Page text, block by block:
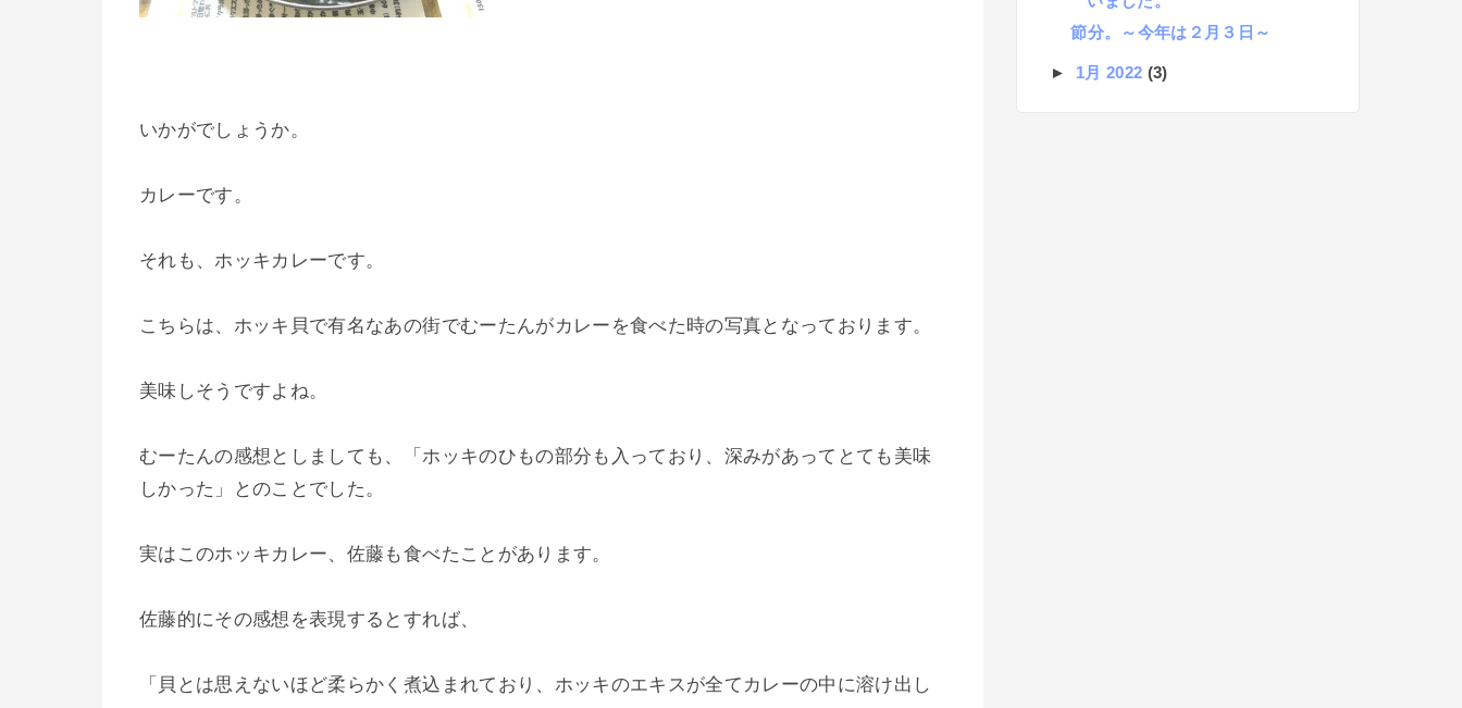
いかがでしょうか。
カレーです。
それも、ホッキカレーです。
こちらは、ホッキ貝で有名なあの街でむーたんがカレーを食べた時の写真となっております。
美味しそうですよね。
むーたんの感想としましても、「ホッキのひもの部分も入っており、深みがあってとても美味
しかった」とのことでした。
実はこのホッキカレー、佐藤も食べたことがあります。
佐藤的にその感想を表現するとすれば、
「貝とは思えないほど柔らかく煮込まれており、ホッキのエキスが全てカレーの中に溶け出し
節分。～今年は２月３日～
► 1月 2022 (3)